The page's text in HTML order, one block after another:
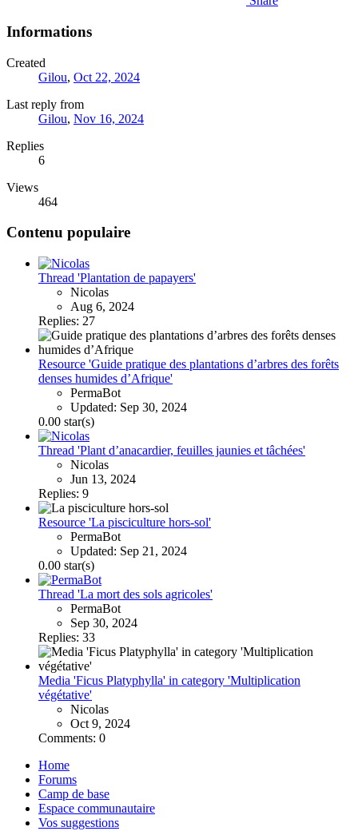
Informations
Created
Gilou, Oct 22, 2024
Last reply from
Gilou, Nov 16, 2024
Replies
6
Views
464
Contenu populaire
Thread 'Plantation de papayers'
Nicolas
Aug 6, 2024
Replies: 27
Resource 'Guide pratique des plantations d’arbres des forêts
denses humides d’Afrique'
PermaBot
Updated: Sep 30, 2024
0.00 star(s)
Thread 'Plant d’anacardier, feuilles jaunies et tâchées'
Nicolas
Jun 13, 2024
Replies: 9
Resource 'La pisciculture hors-sol'
PermaBot
Updated: Sep 21, 2024
0.00 star(s)
Thread 'La mort des sols agricoles'
PermaBot
Sep 30, 2024
Replies: 33
Media 'Ficus Platyphylla' in category 'Multiplication
végétative'
Nicolas
Oct 9, 2024
Comments: 0
Home
Forums
Camp de base
Espace communautaire
Vos suggestions